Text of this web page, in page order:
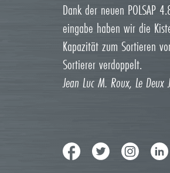
Dank der neuen POLSAP
eingabe haben wir die
Kapazität zum Sortieren
Sortierer verdoppelt.
Jean Luc M. Roux, Le Deux